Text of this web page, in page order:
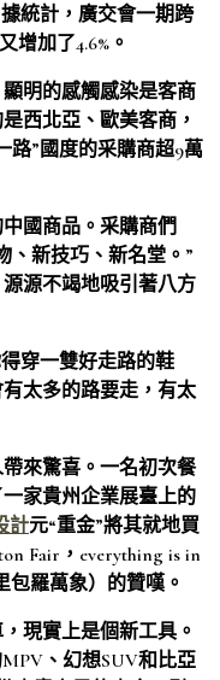
統計，廣交會一期跨
增加了4.6%。
明的感觸感染是客商
西北亞、歐美客商，
路”國度的采購商超9萬
國商品。采購商們
、新技巧、新名堂。”
源不竭地吸引著八方
穿一雙好走路的鞋
太多的路要走，有太
來驚喜。一名初次餐
家貴州企業展臺上的
計元“重金”將其就地買
Fair，everything is in
包羅萬象）的贊嘆。
現實上是個新工具。
、幻想SUV和比亞